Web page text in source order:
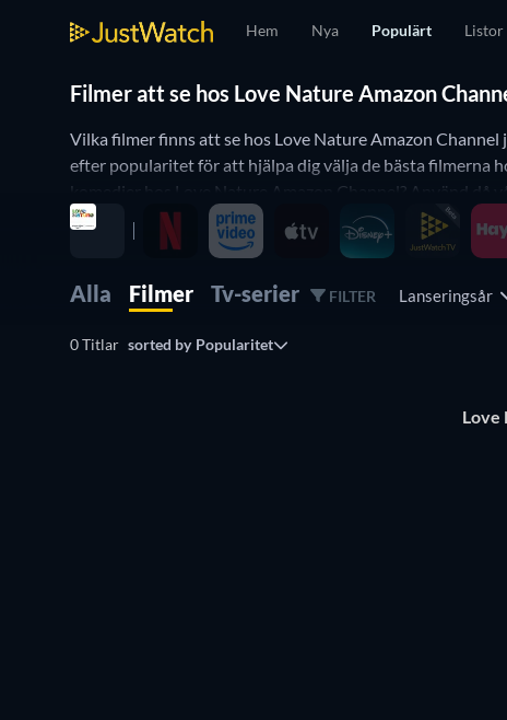
Hem Nya Populärt Listor
Filmer att se hos Love Nature Amazon
Vilka filmer finns att se hos Love Nature Amazon
efter popularitet för att hjälpa dig välja de bästa filmerna
komedier hos Love Nature Amazon Channel? Använd då
Channel-filmlista uppdateras dagligen för att säkerställa
Alla Filmer Tv-serier FILTER Lanseringsår
0 Titlar sorted by Popularitet
Love